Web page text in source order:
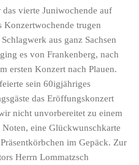
vierte Juniwochende auf
Konzertwochende trugen
aus ganz Sachsen
es von Frankenberg, nach
ersten Konzert nach Plauen.
sein 60igjähriges
das Eröffungskonzert
nicht unvorbereitet zu einem
eine Glückwunschkarte
im Gepäck. Zur
Herrn Lommatzsch